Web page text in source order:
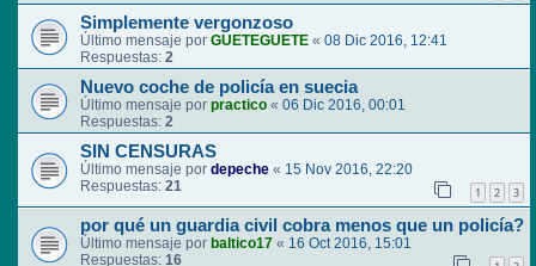
Simplemente vergonzoso
Último mensaje por GUETEGUETE « 08 Dic 2016, 12:41
Respuestas: 2
Nuevo coche de policía en suecia
Último mensaje por practico « 06 Dic 2016, 00:01
Respuestas: 2
SIN CENSURAS
Último mensaje por depeche « 15 Nov 2016, 22:20
Respuestas: 21 1 2 3
por qué un guardia civil cobra menos que un policía?
Último mensaje por baltico17 « 16 Oct 2016, 15:01
Respuestas: 16